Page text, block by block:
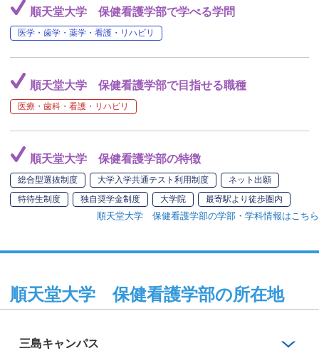
順天堂大学 保健看護学部で学べる学問
医学・歯学・薬学・看護・リハビリ
順天堂大学 保健看護学部で目指せる職種
医療・歯科・看護・リハビリ
順天堂大学 保健看護学部の特徴
総合型選抜制度 大学入学共通テスト利用制度
ネット出願
特待生制度
独自奨学金制度 大学院 最寄駅より徒歩圏内
順天堂大学 保健看護学部の学部・学科情報はこちら
順天堂大学 保健看護学部の所在地
三島キャンパス